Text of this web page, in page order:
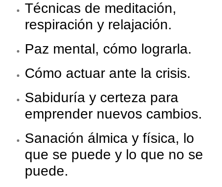
Técnicas de meditación,
respiración y relajación.
Paz mental, cómo lograrla.
Cómo actuar ante la crisis.
Sabiduría y certeza para
emprender nuevos cambios.
Sanación álmica y física, lo
que se puede y lo que no se
puede.